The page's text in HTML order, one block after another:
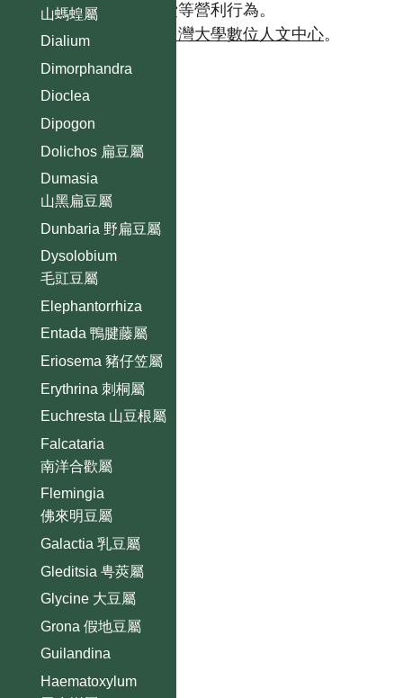
山螞蝗屬
Dialium
Dimorphandra
Dioclea
Dipogon
Dolichos 扁豆屬
Dumasia
山黑扁豆屬
Dunbaria 野扁豆屬
Dysolobium
毛豇豆屬
Elephantorrhiza
Entada 鴨腱藤屬
Eriosema 豬仔笠屬
Erythrina 刺桐屬
Euchresta 山豆根屬
Falcataria
南洋合歡屬
Flemingia
佛來明豆屬
Galactia 乳豆屬
Gleditsia 甹莢屬
Glycine 大豆屬
Grona 假地豆屬
Guilandina
Haematoxylum
且不得有收取資料查詢費等營利行為。
如需商業使用，請聯繫
台灣大學數位人文中心。